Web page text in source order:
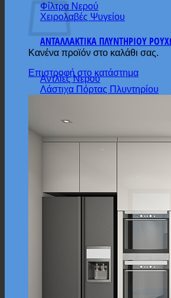
Κανένα προϊόν στο καλάθι σας.
Επιστροφή στο κατάστημα
Φίλτρα Νερού
Χειρολαβές Ψυγείου
ΑΝΤΑΛΛΑΚΤΙΚΑ ΠΛΥΝΤΗΡΙΟΥ
Αντλίες Νερού
Λάστιχα Πόρτας Πλυντηρίου